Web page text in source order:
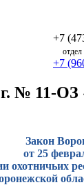
+7
+7
№ 11-
Закон
от 25
охотничьих